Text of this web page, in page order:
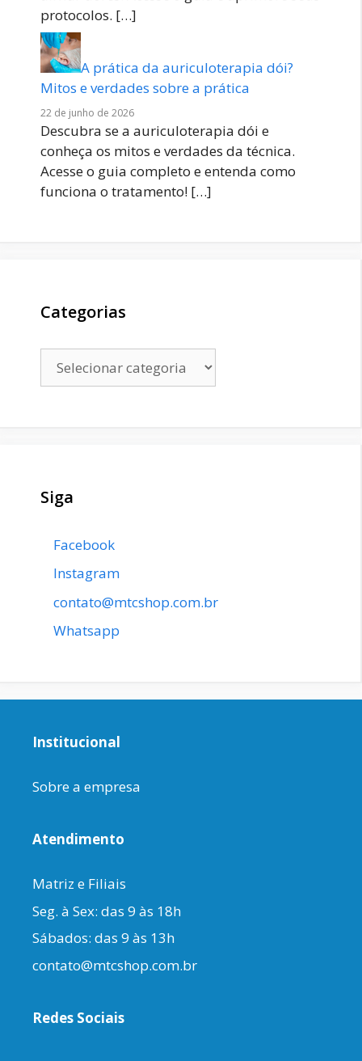
protocolos. […]
A prática da auriculoterapia dói?
Mitos e verdades sobre a prática
22 de junho de 2026
Descubra se a auriculoterapia dói e
conheça os mitos e verdades da técnica.
Acesse o guia completo e entenda como
funciona o tratamento! […]
Categorias
Siga
Facebook
Instagram
contato@mtcshop.com.br
Whatsapp
Institucional
Sobre a empresa
Atendimento
Matriz e Filiais
Seg. à Sex: das 9 às 18h
Sábados: das 9 às 13h
contato@mtcshop.com.br
Redes Sociais